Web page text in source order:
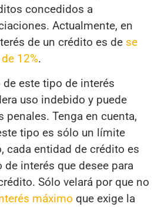
concedidos a
Actualmente, en
de un crédito es de se
12%.
este tipo de interés
uso indebido y puede
penales. Tenga en cuenta,
tipo es sólo un límite
cada entidad de crédito es
interés que desee para
Sólo velará por que no
máximo que exige la